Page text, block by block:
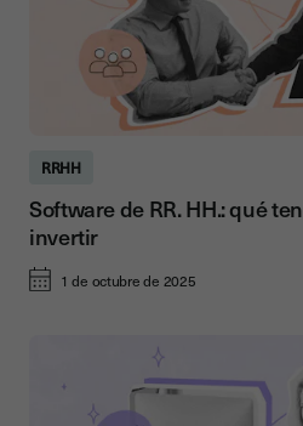
RRHH
Software de RR. HH.: qué
invertir
1 de octubre de 2025